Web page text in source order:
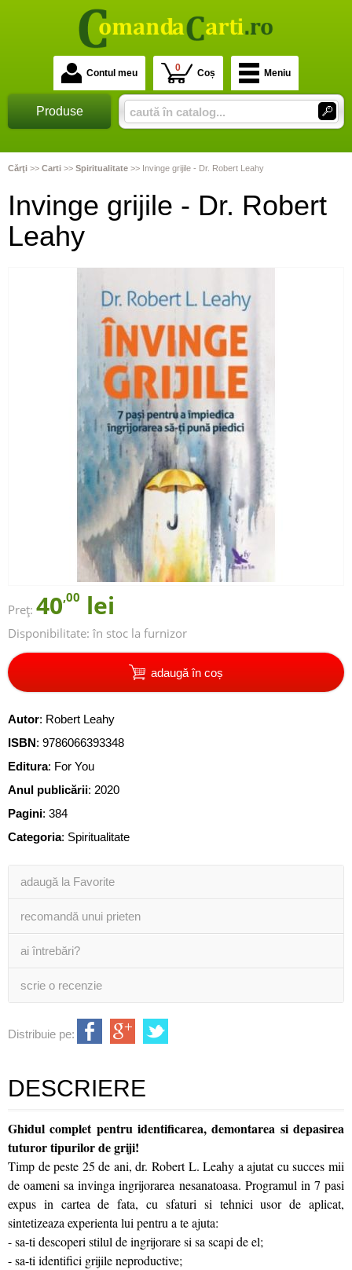
Contul meu 0 Coș Meniu
Produse
Cărţi >> Carti >> Spiritualitate >> Invinge grijile - Dr. Robert Leahy
Invinge grijile - Dr. Robert
Leahy
Preț: 40,00 lei
Disponibilitate: în stoc la furnizor
adaugă în coș
Autor: Robert Leahy
ISBN: 9786066393348
Editura: For You
Anul publicării: 2020
Pagini: 384
Categoria: Spiritualitate
adaugă la Favorite
recomandă unui prieten
ai întrebări?
scrie o recenzie
Distribuie pe:
DESCRIERE
Ghidul complet pentru identificarea, demontarea si depasirea
tuturor tipurilor de griji!
Timp de peste 25 de ani, dr. Robert L. Leahy a ajutat cu succes mii
de oameni sa invinga ingrijorarea nesanatoasa. Programul in 7 pasi
expus in cartea de fata, cu sfaturi si tehnici usor de aplicat,
sintetizeaza experienta lui pentru a te ajuta:
- sa-ti descoperi stilul de ingrijorare si sa scapi de el;
- sa-ti identifici grijile neproductive;